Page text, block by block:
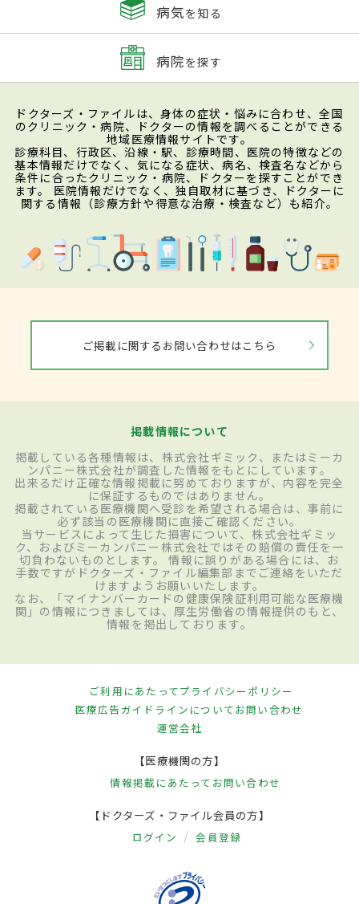
病気を知る
病院を探す
ドクターズ・ファイルは、身体の症状・悩みに合わせ、全国
のクリニック・病院、ドクターの情報を調べることができる
地域医療情報サイトです。
診療科目、行政区、沿線・駅、診療時間、医院の特徴などの
基本情報だけでなく、気になる症状、病名、検査名などから
条件に合ったクリニック・病院、ドクターを探すことができ
ます。 医院情報だけでなく、独自取材に基づき、ドクターに
関する情報（診療方針や得意な治療・検査など）も紹介。
ご掲載に関するお問い合わせはこちら
掲載情報について
掲載している各種情報は、株式会社ギミック、またはミーカ
ンパニー株式会社が調査した情報をもとにしています。
出来るだけ正確な情報掲載に努めておりますが、内容を完全
に保証するものではありません。
掲載されている医療機関へ受診を希望される場合は、事前に
必ず該当の医療機関に直接ご確認ください。
当サービスによって生じた損害について、株式会社ギミッ
ク、およびミーカンパニー株式会社ではその賠償の責任を一
切負わないものとします。 情報に誤りがある場合には、お
手数ですがドクターズ・ファイル編集部までご連絡をいただ
けますようお願いいたします。
なお、「マイナンバーカードの健康保険証利用可能な医療機
関」の情報につきましては、厚生労働省の情報提供のもと、
情報を掲出しております。
ご利用にあたってプライバシーポリシー
医療広告ガイドラインについてお問い合わせ
運営会社
【医療機関の方】
情報掲載にあたって お問い合わせ
【ドクターズ・ファイル会員の方】
ログイン 会員登録